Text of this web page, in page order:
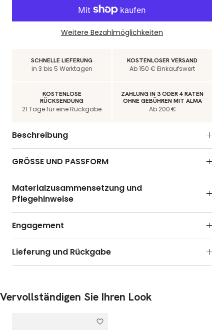
Weitere Bezahlmöglichkeiten
SCHNELLE LIEFERUNG
in 3 bis 5 Werktagen
KOSTENLOSER VERSAND
Ab 150 € Einkaufswert
KOSTENLOSE
RÜCKSENDUNG
21 Tage für eine Rückgabe
ZAHLUNG IN 3 ODER 4 RATEN
OHNE GEBÜHREN MIT ALMA
Ab 200 €
Beschreibung
GRÖSSE UND PASSFORM
Materialzusammensetzung und
Pflegehinweise
Engagement
Lieferung und Rückgabe
Vervollständigen Sie Ihren Look